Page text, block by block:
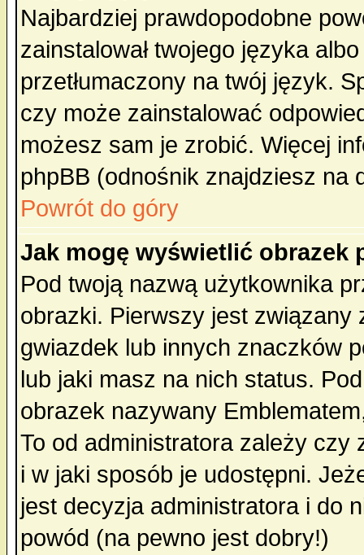
Najbardziej prawdopodobne
zainstalował twojego języka
przetłumaczony na twój język.
czy może zainstalować
możesz sam je zrobić. Więcej
phpBB (odnośnik znajdziesz na
Powrót do góry
Jak mogę wyświetlić obrazek
Pod twoją nazwą użytkownika
obrazki. Pierwszy jest
gwiazdek lub innych znaczków
lub jaki masz na nich status.
obrazek nazywany
To od administratora zależy czy
i w jaki sposób je udostępni.
jest decyzja administratora i do
powód (na pewno jest dobry!)